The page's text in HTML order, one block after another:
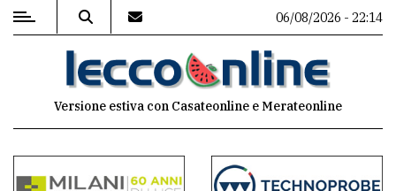
MENU
06/08/2026 - 22:14
Versione estiva con Casateonline e Merateonline